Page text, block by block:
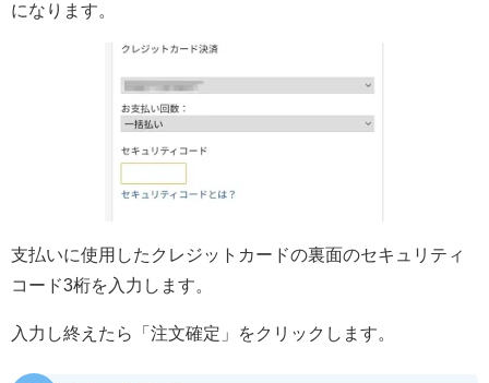
になります。
支払いに使用したクレジットカードの裏面のセキュリティ
コード3桁を入力します。
入力し終えたら「注文確定」をクリックします。